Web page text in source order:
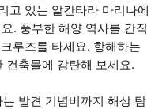
고 있는 알칸타라 마리나에
. 풍부한 해양 역사를 간직
루즈를 타세요. 항해하는
건축물에 감탄해 보세요.
발견 기념비까지 해상 탐